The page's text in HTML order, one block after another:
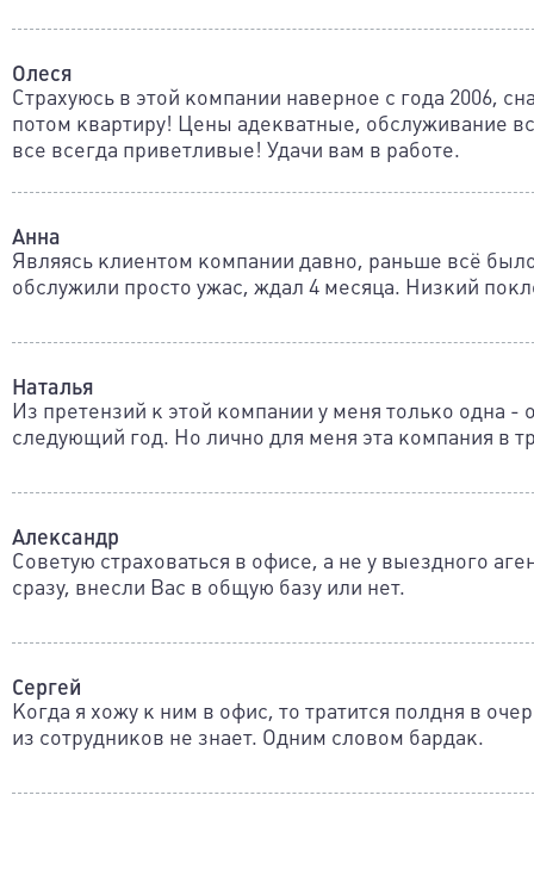
Олеся
Страхуюсь в этой компании наверное с года 2006,
потом квартиру! Цены адекватные, обслуживание
все всегда приветливые! Удачи вам в работе.
Анна
Являясь клиентом компании давно, раньше всё
обслужили просто ужас, ждал 4 месяца. Низкий
Наталья
Из претензий к этой компании у меня только одна -
следующий год. Но лично для меня эта компания в
Александр
Советую страховаться в офисе, а не у выездного
сразу, внесли Вас в общую базу или нет.
Cергей
Когда я хожу к ним в офис, то тратится полдня в
из сотрудников не знает. Одним словом бардак.